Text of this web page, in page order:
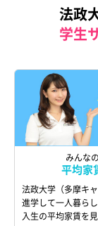
法政
学生
みんなの
平均家
法政大学（多摩キ
進学して一人暮ら
入生の平均家賃を